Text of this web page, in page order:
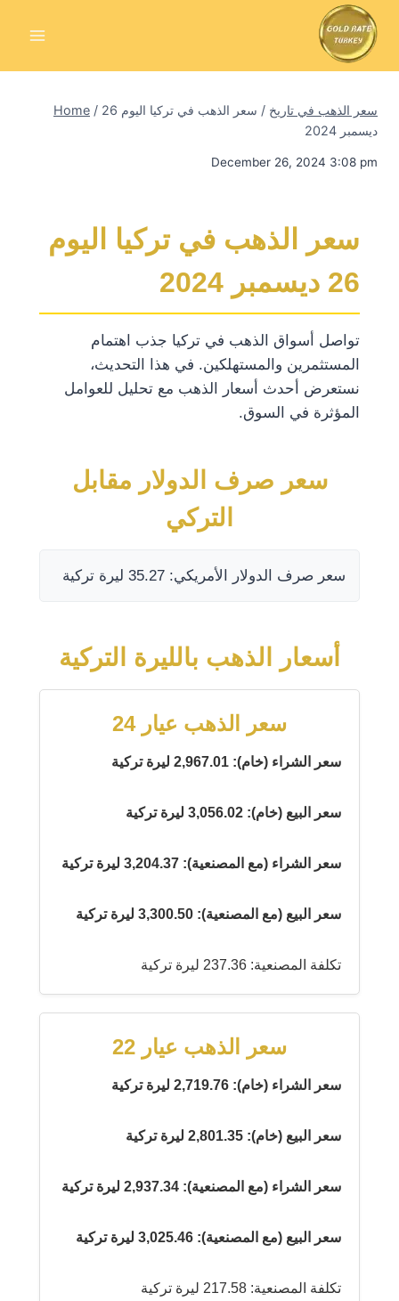
Home / سعر الذهب في تاريخ /
سعر الذهب في تركيا اليوم 26
ديسمبر 2024
December 26, 2024 3:08 pm
سعر الذهب في تركيا اليوم
26 ديسمبر 2024
تواصل أسواق الذهب في تركيا جذب اهتمام
المستثمرين والمستهلكين. في هذا التحديث،
نستعرض أحدث أسعار الذهب مع تحليل للعوامل
المؤثرة في السوق.
سعر صرف الدولار مقابل
التركي
سعر صرف الدولار الأمريكي: 35.27 ليرة تركية
أسعار الذهب بالليرة التركية
سعر الذهب عيار 24
سعر الشراء (خام): 2,967.01 ليرة تركية
سعر البيع (خام): 3,056.02 ليرة تركية
سعر الشراء (مع المصنعية): 3,204.37 ليرة تركية
سعر البيع (مع المصنعية): 3,300.50 ليرة تركية
تكلفة المصنعية: 237.36 ليرة تركية
سعر الذهب عيار 22
سعر الشراء (خام): 2,719.76 ليرة تركية
سعر البيع (خام): 2,801.35 ليرة تركية
سعر الشراء (مع المصنعية): 2,937.34 ليرة تركية
سعر البيع (مع المصنعية): 3,025.46 ليرة تركية
تكلفة المصنعية: 217.58 ليرة تركية